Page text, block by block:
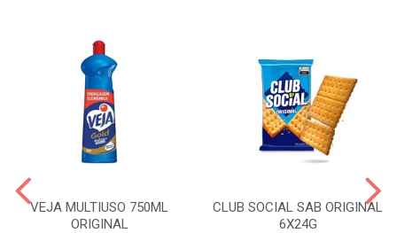
VEJA MULTIUSO 750ML
ORIGINAL
CLUB SOCIAL SAB ORIGINAL
6X24G